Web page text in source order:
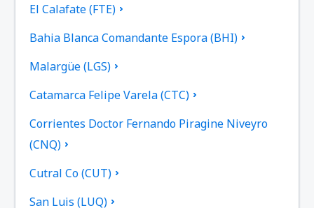
El Calafate (FTE)
Bahia Blanca Comandante Espora (BHI)
Malargüe (LGS)
Catamarca Felipe Varela (CTC)
Corrientes Doctor Fernando Piragine Niveyro
(CNQ)
Cutral Co (CUT)
San Luis (LUQ)